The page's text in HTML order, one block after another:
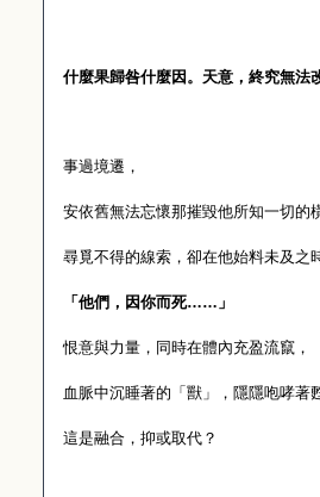
什麼果歸咎什麼因。天意，終究無法
事過境遷，
安依舊無法忘懷那摧毀他所知一切的
尋覓不得的線索，卻在他始料未及之
「他們，因你而死……」
恨意與力量，同時在體內充盈流竄，
血脈中沉睡著的「獸」，隱隱咆哮
這是融合，抑或取代？